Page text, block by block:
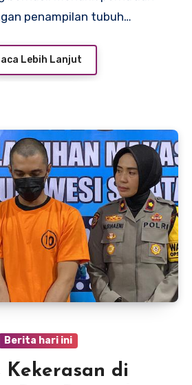
penampilan tubuh…
Lebih Lanjut
Berita hari ini
Kekerasan di